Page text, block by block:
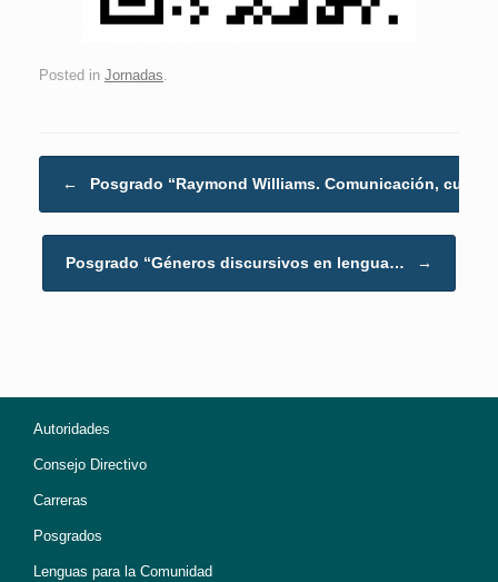
Posted in Jornadas.
← Posgrado “Raymond Williams. Comunicación,
Posgrado “Géneros discursivos en lengua… →
Autoridades
Consejo Directivo
Carreras
Posgrados
Lenguas para la Comunidad